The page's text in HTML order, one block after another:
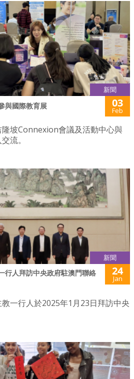
新聞
與國際教育展 03
Feb
坡Connexion會議及活動中心與
流。
新聞
行人拜訪中央政府駐澳門聯絡
24
Jan
一行人於2025年1月23日拜訪中央